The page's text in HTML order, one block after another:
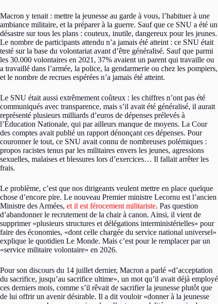
Macron y tenait : mettre la jeunesse au garde à vous, l’habituer à une
ambiance militaire, et la préparer à la guerre. Sauf que ce SNU a été un
désastre sur tous les plans : couteux, inutile, dangereux pour les jeunes.
Le nombre de participants attendu n’a jamais été atteint : ce SNU était
testé sur la base du volontariat avant d’être généralisé. Sauf que parmi
les 30.000 volontaires en 2021, 37% avaient un parent qui travaille ou
a travaillé dans l’armée, la police, la gendarmerie ou chez les pompiers,
et le nombre de recrues espérées n’a jamais été atteint.
Le SNU était aussi extrêmement coûteux : les chiffres n’ont pas été
communiqués avec transparence, mais s’il avait été généralisé, il aurait
représenté plusieurs milliards d’euros de dépenses prélevés à
l’Éducation Nationale, qui par ailleurs manque de moyens. La Cour
des comptes avait publié un rapport dénonçant ces dépenses. Pour
couronner le tout, ce SNU avait connu de nombreuses polémiques :
propos racistes tenus par les militaires envers les jeunes, agressions
sexuelles, malaises et blessures lors d’exercices… Il fallait arrêter les
frais.
Le problème, c’est que nos dirigeants veulent mettre en place quelque
chose d’encore pire. Le nouveau Premier ministre Lecornu est l’ancien
Ministre des Armées, et il est férocement militariste. Pas question
d’abandonner le recrutement de la chair à canon. Ainsi, il vient de
supprimer «plusieurs structures et délégations interministérielles» pour
faire des économies, «dont celle chargée du service national universel»
explique le quotidien Le Monde. Mais c’est pour le remplacer par un
«service militaire volontaire» en 2026.
Pour son discours du 14 juillet dernier, Macron a parlé «d’acceptation
du sacrifice, jusqu’au sacrifice ultime», un mot qu’il avait déjà employé
ces derniers mois, comme s’il rêvait de sacrifier la jeunesse plutôt que
de lui offrir un avenir désirable. Il a dit vouloir «donner à la jeunesse